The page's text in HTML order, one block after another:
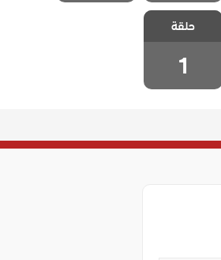
مسلسل تهويدة
البلقان الحلقة 1
حلقة
1